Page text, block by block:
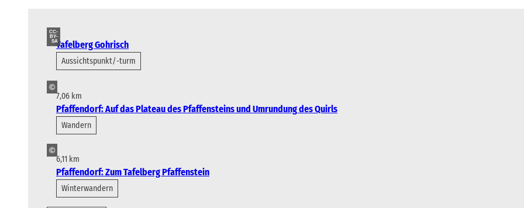
CC-
BY-
SATafelberg Gohrisch
Aussichtspunkt/-turm
©
7,06 km
Pfaffendorf: Auf das Plateau des Pfaffensteins und Umrundung des Quirls
Wandern
©
6,11 km
Pfaffendorf: Zum Tafelberg Pfaffenstein
Winterwandern